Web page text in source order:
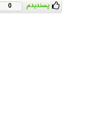
پسندیدم 0